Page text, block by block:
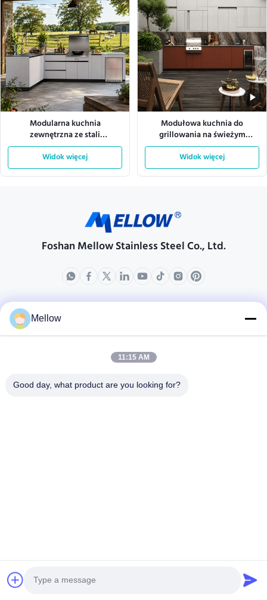
Modularna kuchnia
zewnętrzna ze stali
nierdzewnej 304 z odpornością
na warunki pogodowe
Widok więcej
Modułowa kuchnia do
grillowania na świeżym
powietrzu ze stali nierdzewnej
304 do użytku klubowego
Widok więcej
Foshan Mellow Stainless Steel Co., Ltd.
produkty
Profil przedsiębiorstwa
Wycieczka po fabryce
Sprawy
Polityka prywatności Prawa autorskie © 2025-2026 Foshan Mellow Stainless
Steel Co., Ltd.. Wszystkie prawa zastrzeżone..
Mellow
11:15 AM
Good day, what product are you looking for?